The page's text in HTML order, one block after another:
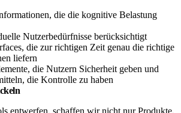
die die kognitive Belastung
Nutzerbedürfnisse berücksichtigt
die zur richtigen Zeit genau die richtige
liefern
die Nutzern Sicherheit geben und
die Kontrolle zu haben
entwerfen, schaffen wir nicht nur Produkte,